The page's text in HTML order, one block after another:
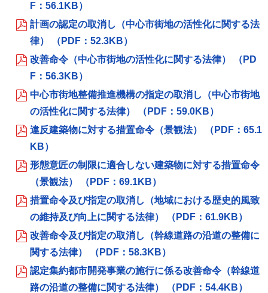
F：56.1KB）
計画の認定の取消し（中心市街地の活性化に関する法
律） （PDF：52.3KB）
改善命令（中心市街地の活性化に関する法律） （PD
F：56.3KB）
中心市街地整備推進機構の指定の取消し（中心市街地
の活性化に関する法律） （PDF：59.0KB）
違反建築物に対する措置命令（景観法） （PDF：65.1
KB）
形態意匠の制限に適合しない建築物に対する措置命令
（景観法） （PDF：69.1KB）
措置命令及び指定の取消し（地域における歴史的風致
の維持及び向上に関する法律） （PDF：61.9KB）
改善命令及び指定の取消し（幹線道路の沿道の整備に
関する法律） （PDF：58.3KB）
認定集約都市開発事業の施行に係る改善命令（幹線道
路の沿道の整備に関する法律） （PDF：54.4KB）